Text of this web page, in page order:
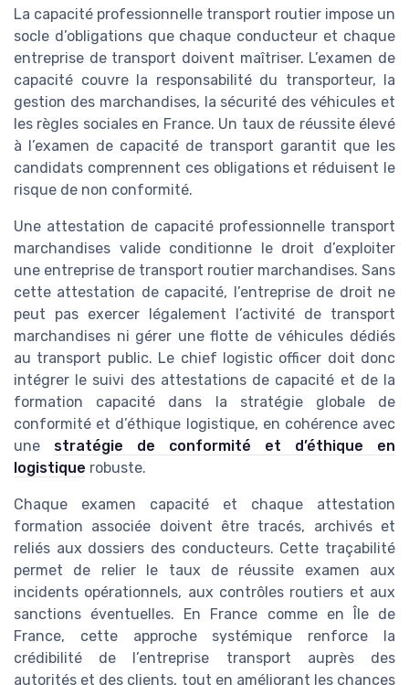
La capacité professionnelle transport routier impose un
socle d’obligations que chaque conducteur et chaque
entreprise de transport doivent maîtriser. L’examen de
capacité couvre la responsabilité du transporteur, la
gestion des marchandises, la sécurité des véhicules et
les règles sociales en France. Un taux de réussite élevé
à l’examen de capacité de transport garantit que les
candidats comprennent ces obligations et réduisent le
risque de non conformité.
Une attestation de capacité professionnelle transport
marchandises valide conditionne le droit d’exploiter
une entreprise de transport routier marchandises. Sans
cette attestation de capacité, l’entreprise de droit ne
peut pas exercer légalement l’activité de transport
marchandises ni gérer une flotte de véhicules dédiés
au transport public. Le chief logistic officer doit donc
intégrer le suivi des attestations de capacité et de la
formation capacité dans la stratégie globale de
conformité et d’éthique logistique, en cohérence avec
une stratégie de conformité et d’éthique en
logistique robuste.
Chaque examen capacité et chaque attestation
formation associée doivent être tracés, archivés et
reliés aux dossiers des conducteurs. Cette traçabilité
permet de relier le taux de réussite examen aux
incidents opérationnels, aux contrôles routiers et aux
sanctions éventuelles. En France comme en Île de
France, cette approche systémique renforce la
crédibilité de l’entreprise transport auprès des
autorités et des clients, tout en améliorant les chances